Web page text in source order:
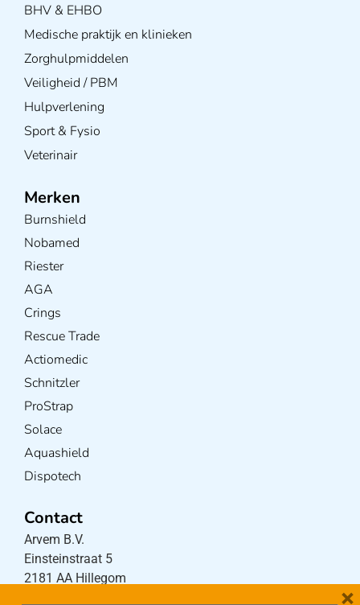
BHV & EHBO
Medische praktijk en klinieken
Zorghulpmiddelen
Veiligheid / PBM
Hulpverlening
Sport & Fysio
Veterinair
Merken
Burnshield
Nobamed
Riester
AGA
Crings
Rescue Trade
Actiomedic
Schnitzler
ProStrap
Solace
Aquashield
Dispotech
Contact
Arvem B.V.
Einsteinstraat 5
2181 AA Hillegom
×